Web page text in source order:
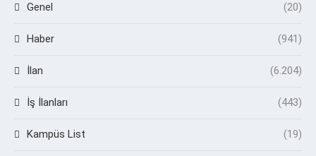
Genel (20)
Haber (941)
İlan (6.204)
İş İlanları (443)
Kampüs List (19)